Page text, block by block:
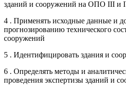
зданий и сооружений на ОПО III и
4 . Применять исходные данные и
прогнозированию технического
сооружений
5 . Идентифицировать здания и
6 . Определять методы и
проведения экспертизы зданий и